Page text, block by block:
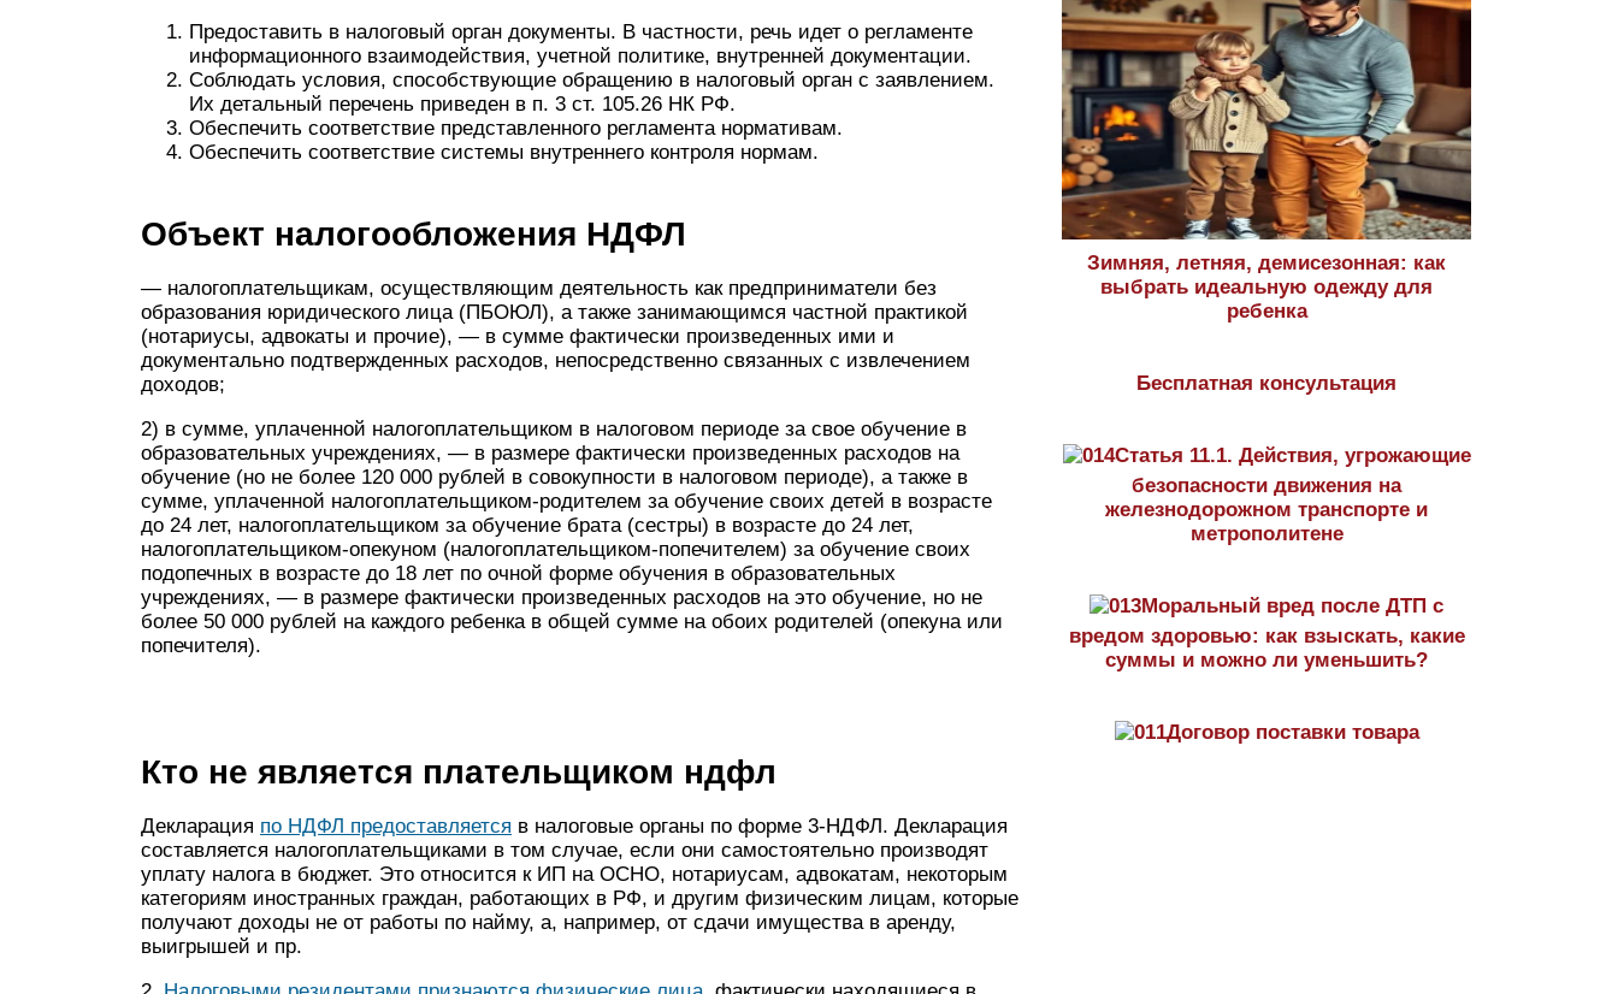
Предоставить в налоговый орган документы. В частности, речь идет о регламенте
информационного взаимодействия, учетной политике, внутренней документации.
Соблюдать условия, способствующие обращению в налоговый орган с заявлением.
Их детальный перечень приведен в п. 3 ст. 105.26 НК РФ.
Обеспечить соответствие представленного регламента нормативам.
Обеспечить соответствие системы внутреннего контроля нормам.
Объект налогообложения НДФЛ
— налогоплательщикам, осуществляющим деятельность как предприниматели без
образования юридического лица (ПБОЮЛ), а также занимающимся частной практикой
(нотариусы, адвокаты и прочие), — в сумме фактически произведенных ими и
документально подтвержденных расходов, непосредственно связанных с извлечением
доходов;
2) в сумме, уплаченной налогоплательщиком в налоговом периоде за свое обучение в
образовательных учреждениях, — в размере фактически произведенных расходов на
обучение (но не более 120 000 рублей в совокупности в налоговом периоде), а также в
сумме, уплаченной налогоплательщиком-родителем за обучение своих детей в возрасте
до 24 лет, налогоплательщиком за обучение брата (сестры) в возрасте до 24 лет,
налогоплательщиком-опекуном (налогоплательщиком-попечителем) за обучение своих
подопечных в возрасте до 18 лет по очной форме обучения в образовательных
учреждениях, — в размере фактически произведенных расходов на это обучение, но не
более 50 000 рублей на каждого ребенка в общей сумме на обоих родителей (опекуна или
попечителя).
Кто не является плательщиком ндфл
Декларация по НДФЛ предоставляется в налоговые органы по форме 3-НДФЛ. Декларация
составляется налогоплательщиками в том случае, если они самостоятельно производят
уплату налога в бюджет. Это относится к ИП на ОСНО, нотариусам, адвокатам, некоторым
категориям иностранных граждан, работающих в РФ, и другим физическим лицам, которые
получают доходы не от работы по найму, а, например, от сдачи имущества в аренду,
выигрышей и пр.
Зимняя, летняя, демисезонная: как
выбрать идеальную одежду для
ребенка
Бесплатная консультация
Статья 11.1. Действия, угрожающие
безопасности движения на
железнодорожном транспорте и
метрополитене
Моральный вред после ДТП с
вредом здоровью: как взыскать, какие
суммы и можно ли уменьшить?
Договор поставки товара